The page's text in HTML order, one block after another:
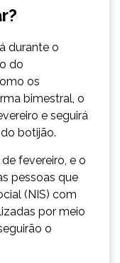
durante o
do
os
bimestral, o
e seguirá
botijão.
fevereiro, e o
pessoas que
(NIS) com
por meio
o